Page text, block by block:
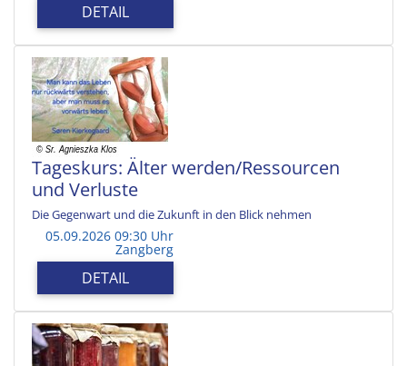
DETAIL
Tageskurs: Älter werden/Ressourcen
und Verluste
Die Gegenwart und die Zukunft in den Blick nehmen
05.09.2026 09:30 Uhr
Zangberg
DETAIL